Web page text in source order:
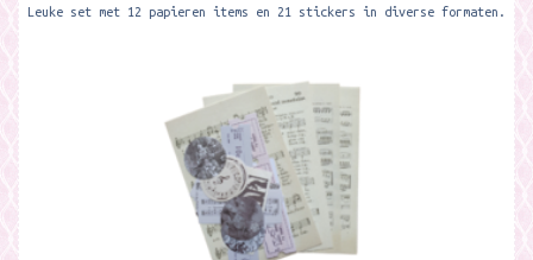
Leuke set met 12 papieren items en 21 stickers in diverse formaten.